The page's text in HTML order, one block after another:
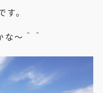
。
～＾＾